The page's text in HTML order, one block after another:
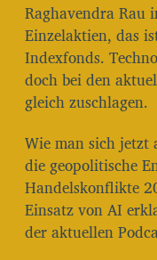
Raghavendra
Einzelaktien, das
Indexfonds.
doch bei den
gleich zuschlagen.
Wie man sich jetzt
die geopolitische
Handelskonflikte
Einsatz von AI
der aktuellen